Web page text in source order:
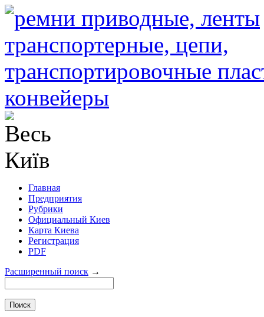
Главная
Предприятия
Рубрики
Официальный Киев
Карта Киева
Регистрация
PDF
Расширенный поиск →